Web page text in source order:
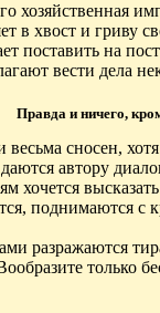
хозяйственная
в хвост и гриву
поставить на
вести дела
Правда и ничего,
весьма сносен,
автору
хочется
поднимаются с
разражаются
только